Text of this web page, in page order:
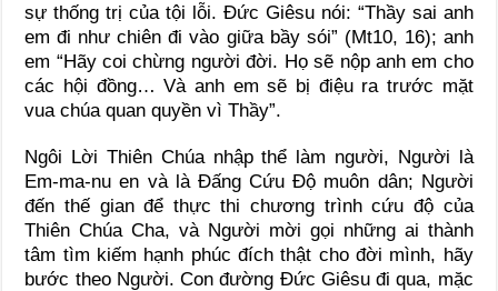
sự thống trị của tội lỗi. Đức Giêsu nói: “Thầy sai anh
em đi như chiên đi vào giữa bầy sói” (Mt10, 16); anh
em “Hãy coi chừng người đời. Họ sẽ nộp anh em cho
các hội đồng… Và anh em sẽ bị điệu ra trước mặt
vua chúa quan quyền vì Thầy”.
Ngôi Lời Thiên Chúa nhập thể làm người, Người là
Em-ma-nu en và là Đấng Cứu Độ muôn dân; Người
đến thế gian để thực thi chương trình cứu độ của
Thiên Chúa Cha, và Người mời gọi những ai thành
tâm tìm kiếm hạnh phúc đích thật cho đời mình, hãy
bước theo Người. Con đường Đức Giêsu đi qua, mặc